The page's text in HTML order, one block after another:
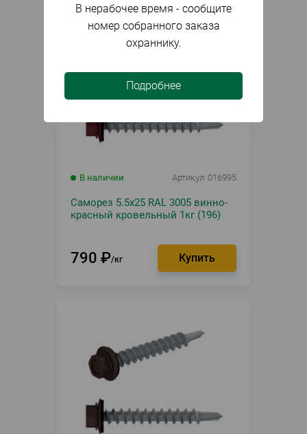
В наличии Артикул 016995
Саморез 5.5х25 RAL 3005 винно-
красный кровельный 1кг (196)
790 ₽ кг
В нерабочее время - сообщите
номер собранного заказа
охраннику.
Подробнее